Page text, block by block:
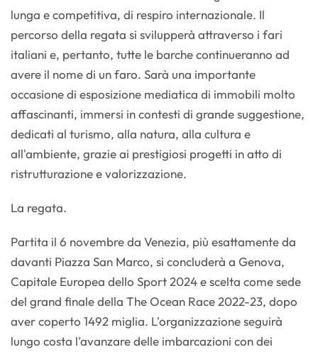
lunga e competitiva, di respiro internazionale. Il
percorso della regata si svilupperà attraverso i fari
italiani e, pertanto, tutte le barche continueranno ad
avere il nome di un faro. Sarà una importante
occasione di esposizione mediatica di immobili molto
affascinanti, immersi in contesti di grande suggestione,
dedicati al turismo, alla natura, alla cultura e
all'ambiente, grazie ai prestigiosi progetti in atto di
ristrutturazione e valorizzazione.
La regata.
Partita il 6 novembre da Venezia, più esattamente da
davanti Piazza San Marco, si concluderà a Genova,
Capitale Europea dello Sport 2024 e scelta come sede
del grand finale della The Ocean Race 2022-23, dopo
aver coperto 1492 miglia. L'organizzazione seguirà
lungo costa l'avanzare delle imbarcazioni con dei